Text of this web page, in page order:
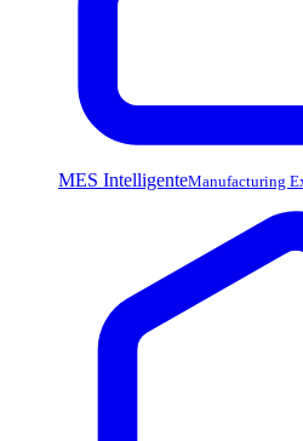
MES IntelligenteManufacturing